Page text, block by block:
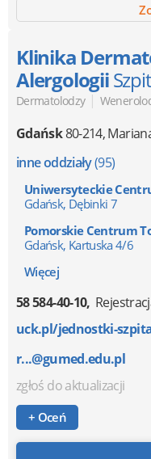
Klinika
Alergologii
Dermatolodzy |
Gdańsk80-214,
inne oddziały(95)
Uniwersyteckie
Gdańsk, Dębinki 7
Pomorskie Centrum
Gdańsk, Kartuska 4/6
Więcej
58 584-40-10
uck.pl/jednostki-
r...@gumed.edu.pl
zgłoś do aktualizacji
+ Oceń